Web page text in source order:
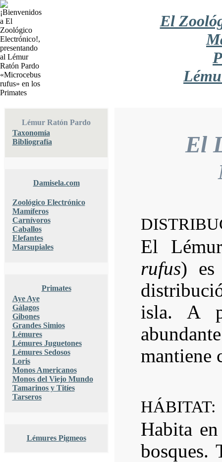
El
Lémur Ratón Pardo
Taxonomía
Bibliografía
Damisela.com
Zoológico Electrónico
Mamíferos
Carnívoros
Caballos
Elefantes
Marsupiales
Primates
Aye Aye
Gálagos
Gibones
Grandes Simios
Lémures
Lémures Juguetones
Lémures Sedosos
Loris
Monos Americanos
Monos del Viejo Mundo
Tamarinos y Titíes
Tarseros
Lémures Pigmeos
El
El
rufus) es
isla. A
mantiene
HÁBITAT:
Habita
bosques.